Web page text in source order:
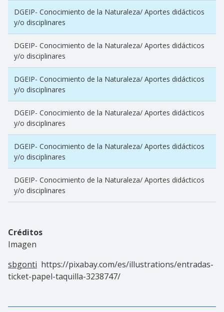
DGEIP- Conocimiento de la Naturaleza/ Aportes didácticos
y/o disciplinares
DGEIP- Conocimiento de la Naturaleza/ Aportes didácticos
y/o disciplinares
DGEIP- Conocimiento de la Naturaleza/ Aportes didácticos
y/o disciplinares
DGEIP- Conocimiento de la Naturaleza/ Aportes didácticos
y/o disciplinares
DGEIP- Conocimiento de la Naturaleza/ Aportes didácticos
y/o disciplinares
DGEIP- Conocimiento de la Naturaleza/ Aportes didácticos
y/o disciplinares
Créditos
Imagen
sbgonti https://pixabay.com/es/illustrations/entradas-
ticket-papel-taquilla-3238747/